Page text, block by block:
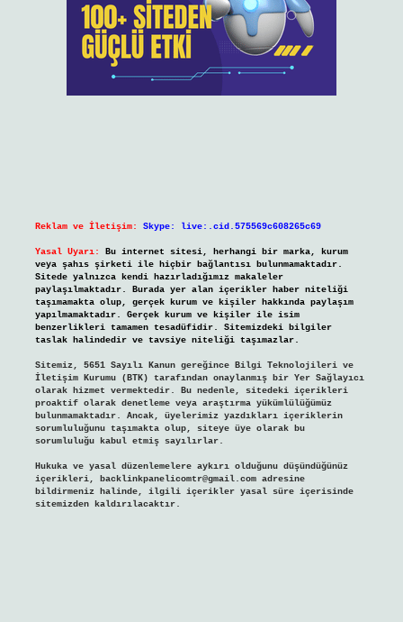
Reklam ve İletişim: Skype: live:.cid.575569c608265c69
Yasal Uyarı:
Bu internet sitesi, herhangi bir marka, kurum
veya şahıs şirketi ile hiçbir bağlantısı bulunmamaktadır.
Sitede yalnızca kendi hazırladığımız makaleler
paylaşılmaktadır. Burada yer alan içerikler haber niteliği
taşımamakta olup, gerçek kurum ve kişiler hakkında paylaşım
yapılmamaktadır. Gerçek kurum ve kişiler ile isim
benzerlikleri tamamen tesadüfidir. Sitemizdeki bilgiler
taslak halindedir ve tavsiye niteliği taşımazlar.
Sitemiz, 5651 Sayılı Kanun gereğince Bilgi Teknolojileri ve
İletişim Kurumu (BTK) tarafından onaylanmış bir Yer Sağlayıcı
olarak hizmet vermektedir. Bu nedenle, sitedeki içerikleri
proaktif olarak denetleme veya araştırma yükümlülüğümüz
bulunmamaktadır. Ancak, üyelerimiz yazdıkları içeriklerin
sorumluluğunu taşımakta olup, siteye üye olarak bu
sorumluluğu kabul etmiş sayılırlar.
Hukuka ve yasal düzenlemelere aykırı olduğunu düşündüğünüz
içerikleri, backlinkpanelicomtr@gmail.comadresine
bildirmeniz halinde, ilgili içerikler yasal süre içerisinde
sitemizden kaldırılacaktır.